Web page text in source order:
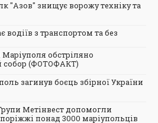
"Азов" знищує ворожу техніку та
водіїв з транспортом та без
обстріляно
собор (ФОТОФАКТ)
загинув боєць збірної України
Метінвест допомогли
понад 3000 маріупольців